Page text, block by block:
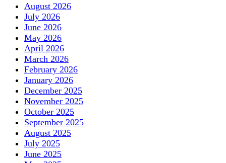
August 2026
July 2026
June 2026
May 2026
April 2026
March 2026
February 2026
January 2026
December 2025
November 2025
October 2025
September 2025
August 2025
July 2025
June 2025